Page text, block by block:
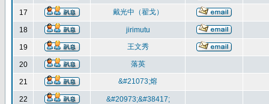
17 戴光中（翟戈）
18 jirimutu
19 王文秀
20 落英
21 &#21073;熔
22 &#20973;&#38417;